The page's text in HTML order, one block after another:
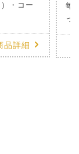
・コー
品詳細
毎
っ